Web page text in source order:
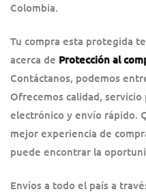
Colombia.
Tu compra esta protegida
acerca de Protección al
Contáctanos, podemos
Ofrecemos calidad,
electrónico y envío rápido.
mejor experiencia de
puede encontrar la
Envíos a todo el país a